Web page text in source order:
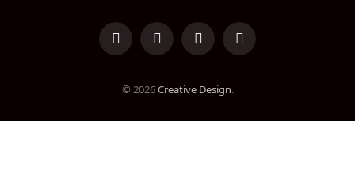
LinkedInFacebookInstagramTikTok
© 2026Creative Design.